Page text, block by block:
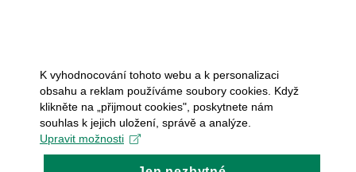
K vyhodnocování tohoto webu a k personalizaci
obsahu a reklam používáme soubory cookies. Když
klikněte na „přijmout cookies", poskytnete nám
souhlas k jejich uložení, správě a analýze.
Upravit možnosti